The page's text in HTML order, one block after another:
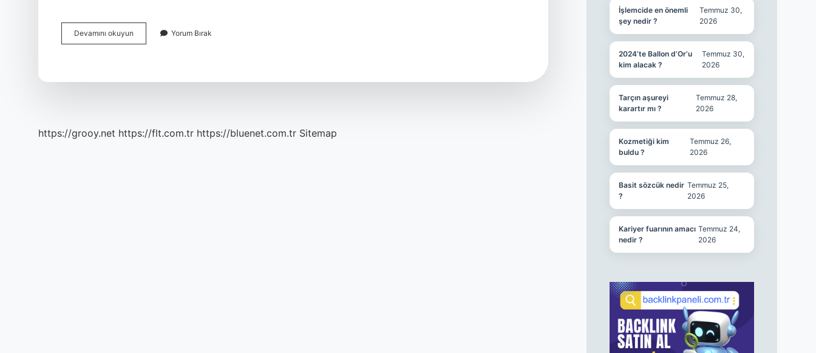
Devamını okuyun
Hızlı
Yorum Bırak
https://grooy.net https://flt.com.tr https://bluenet.com.tr Sitemap
İşlemcide en önemli
şey nedir ?
Temmuz 30,
2026
2024’te Ballon d’Or’u
kim alacak ?
Temmuz 30,
2026
Tarçın aşureyi
karartır mı ?
Temmuz 28,
2026
Kozmetiği kim
buldu ?
Temmuz 26,
2026
Basit sözcük nedir
?
Temmuz 25,
2026
Kariyer fuarının amacı
nedir ?
Temmuz 24,
2026